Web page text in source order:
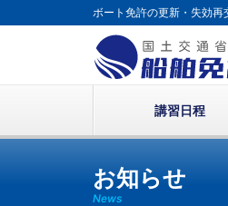
ボート免許の更新・失効再
講習日程
お知らせ
News